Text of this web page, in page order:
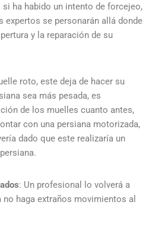
ha habido un intento de forcejeo,
expertos se personarán allá donde
y la reparación de su
roto, este deja de hacer su
sea más pesada, es
de los muelles cuanto antes,
con una persiana motorizada,
dado que este realizaría un
: Un profesional lo volverá a
haga extraños movimientos al